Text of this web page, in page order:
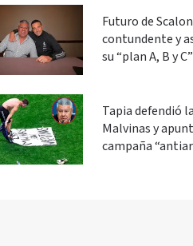
Futuro de
contundente y
su “plan A, B y C”
Tapia defendió
Malvinas y
campaña